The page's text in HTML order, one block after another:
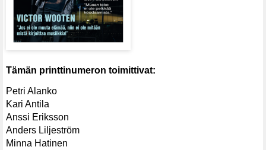
Tämän printtinumeron toimittivat:
Petri Alanko
Kari Antila
Anssi Eriksson
Anders Liljeström
Minna Hatinen